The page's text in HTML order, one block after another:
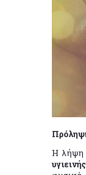
Η λήψη
υγιεινής